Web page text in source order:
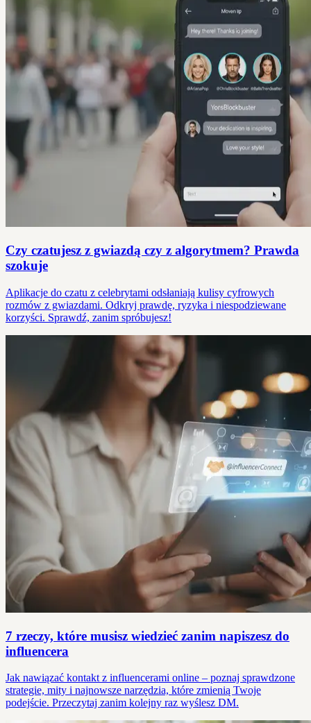
Czy czatujesz z gwiazdą czy z algorytmem? Prawda
szokuje
Aplikacje do czatu z celebrytami odsłaniają kulisy cyfrowych
rozmów z gwiazdami. Odkryj prawdę, ryzyka i niespodziewane
korzyści. Sprawdź, zanim spróbujesz!
7 rzeczy, które musisz wiedzieć zanim napiszesz do
influencera
Jak nawiązać kontakt z influencerami online – poznaj sprawdzone
strategie, mity i najnowsze narzędzia, które zmienią Twoje
podejście. Przeczytaj zanim kolejny raz wyślesz DM.